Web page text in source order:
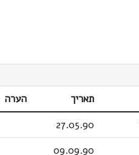
תאריך
הערה
27.05.90
09.09.90